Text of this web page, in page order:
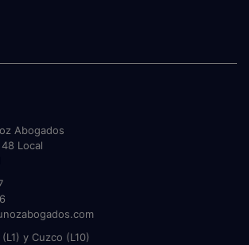
Abogados
Local
y Cuzco (L10)